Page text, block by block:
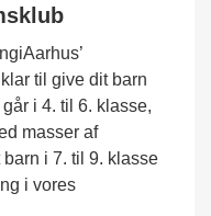
til give dit barn
i 4. til 6. klasse,
masser af
i 7. til 9. klasse
i vores